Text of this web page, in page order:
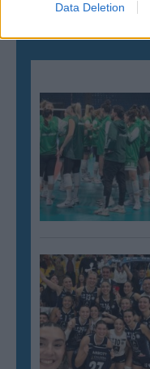
Data Deletion
ΓΝΩΜΕΣ